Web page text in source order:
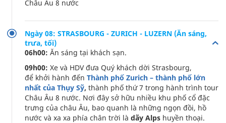
Châu Âu 8 nước
Ngày 08: STRASBOURG - ZURICH - LUZERN (Ăn sáng,
trưa, tối)
06h00: Ăn sáng tại khách sạn.
09h00: Xe và HDV đưa Quý khách dời Strasbourg,
để khởi hành đến Thành phố Zurich – thành phố lớn
nhất của Thụy Sỹ, thành phố thứ 7 trong hành trình tour
Châu Âu 8 nước. Nơi đây sở hữu nhiều khu phố cổ đặc
trưng của châu Âu, bao quanh là những ngọn đồi, hồ
nước và xa xa phía chân trời là dãy Alps huyền thoại.